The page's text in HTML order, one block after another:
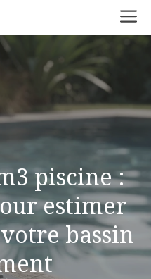
piscine :
estimer
bassin